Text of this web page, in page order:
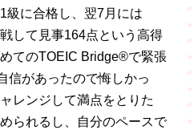
級に合格し、翌7月には
して見事164点という高得
てのTOEIC Bridge®で緊張
信があったので悔しかっ
レンジして満点をとりた
られるし、自分のペースで